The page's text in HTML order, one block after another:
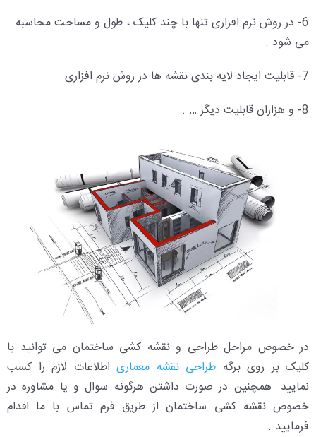
6- در روش نرم افزاری تنها با چند کلیک ، طول و مساحت محاسبه
می شود .
7- قابلیت ایجاد لایه بندی نقشه ها در روش نرم افزاری
8- و هزاران قابلیت دیگر … .
در خصوص مراحل طراحی و نقشه کشی ساختمان می توانید با
کلیک بر روی برگه طراحی نقشه معماری اطلاعات لازم را کسب
نمایید. همچنین در صورت داشتن هرگونه سوال و یا مشاوره در
خصوص نقشه کشی ساختمان از طریق فرم تماس با ما اقدام
فرمایید .